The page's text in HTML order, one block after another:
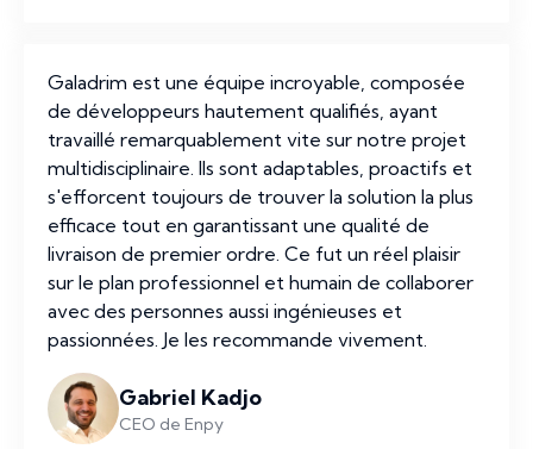
Galadrim est une équipe incroyable, composée
de développeurs hautement qualifiés, ayant
travaillé remarquablement vite sur notre projet
multidisciplinaire. Ils sont adaptables, proactifs et
s'efforcent toujours de trouver la solution la plus
efficace tout en garantissant une qualité de
livraison de premier ordre. Ce fut un réel plaisir
sur le plan professionnel et humain de collaborer
avec des personnes aussi ingénieuses et
passionnées. Je les recommande vivement.
Gabriel Kadjo
CEO de Enpy